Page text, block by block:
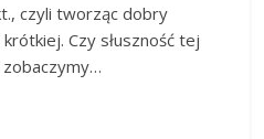
czyli tworząc dobry
Czy słuszność tej